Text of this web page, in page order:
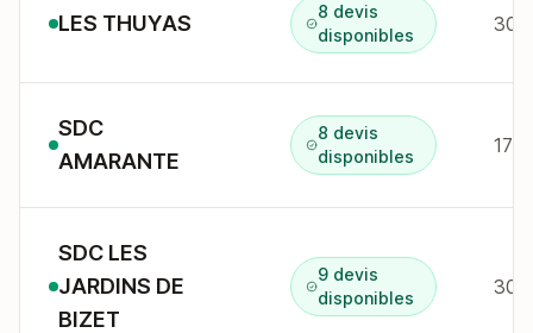
LES THUYAS
8 devis
disponibles
30 r
SDC
AMARANTE
8 devis
disponibles
17
SDC LES
JARDINS DE
BIZET
9 devis
disponibles
30 r